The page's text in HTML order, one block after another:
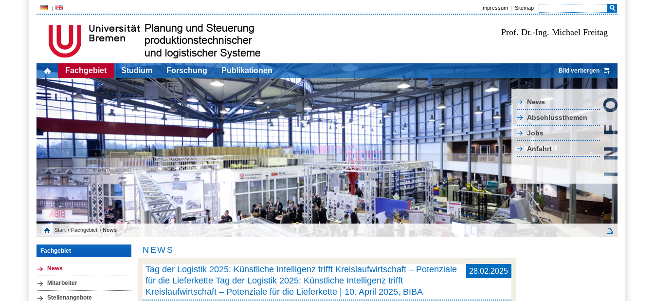
Impressum Sitemap
Prof. Dr.-Ing. Michael Freitag
Fachgebiet Studium Forschung Publikationen Bild verbergen
News
Abschlussthemen
Jobs
Anfahrt
Start › Fachgebiet › News
Fachgebiet
News
Mitarbeiter
Stellenangebote
NEWS
28.02.2025
Tag der Logistik 2025: Künstliche Intelligenz trifft Kreislaufwirtschaft – Potenziale
für die Lieferkette Tag der Logistik 2025: Künstliche Intelligenz trifft
Kreislaufwirtschaft – Potenziale für die Lieferkette | 10. April 2025, BIBA